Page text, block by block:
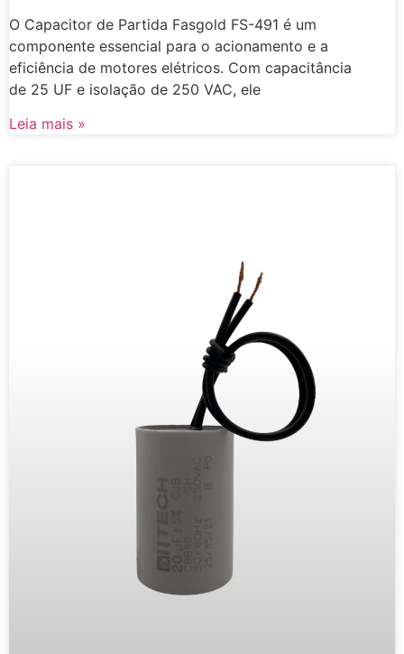
O Capacitor de Partida Fasgold FS-491 é um
componente essencial para o acionamento e a
eficiência de motores elétricos. Com capacitância
de 25 UF e isolação de 250 VAC, ele
Leia mais »